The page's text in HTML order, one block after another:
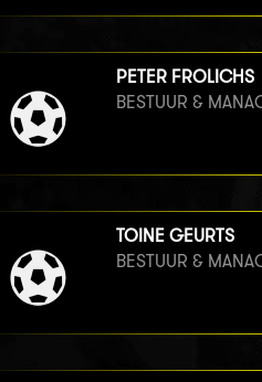
PETER FROLICHS
BESTUUR &
TOINE GEURTS
BESTUUR &